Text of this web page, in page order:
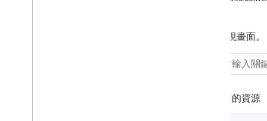
網頁檢視畫面。
已歸因的資源